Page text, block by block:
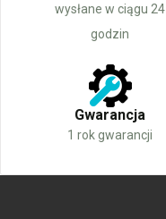
wysłane w ciągu 24
godzin
Gwarancja
1 rok gwarancji